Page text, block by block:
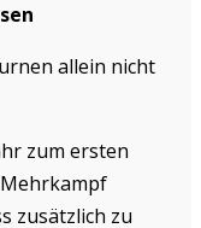
allein nicht
zum ersten
zusätzlich zu